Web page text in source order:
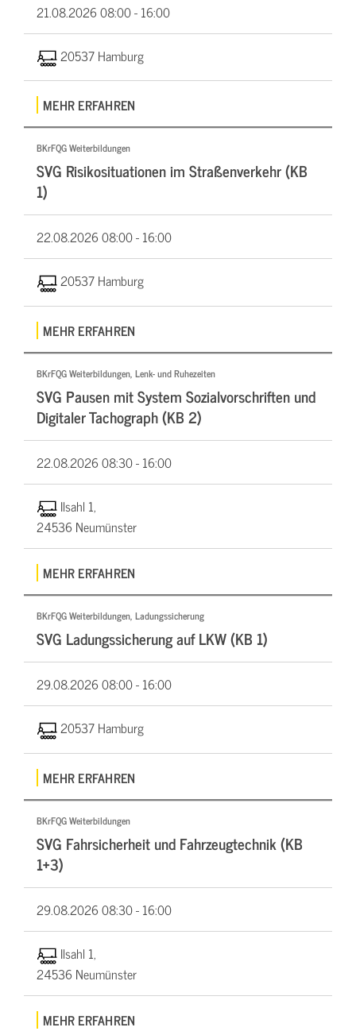
21.08.202608:00 - 16:00
20537 Hamburg
MEHR ERFAHREN
BKrFQG Weiterbildungen
SVG Risikosituationen im Straßenverkehr (KB
1)
22.08.202608:00 - 16:00
20537 Hamburg
MEHR ERFAHREN
BKrFQG Weiterbildungen, Lenk- und Ruhezeiten
SVG Pausen mit System Sozialvorschriften und
Digitaler Tachograph (KB 2)
22.08.202608:30 - 16:00
Ilsahl 1,
24536 Neumünster
MEHR ERFAHREN
BKrFQG Weiterbildungen, Ladungssicherung
SVG Ladungssicherung auf LKW (KB 1)
29.08.202608:00 - 16:00
20537 Hamburg
MEHR ERFAHREN
BKrFQG Weiterbildungen
SVG Fahrsicherheit und Fahrzeugtechnik (KB
1+3)
29.08.202608:30 - 16:00
Ilsahl 1,
24536 Neumünster
MEHR ERFAHREN